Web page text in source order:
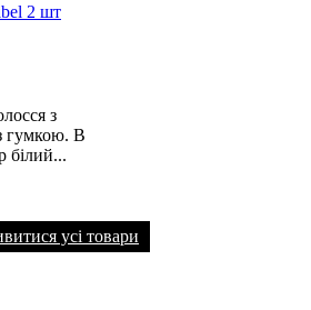
2 шт
з
гумкою. В
білий...
усі товари